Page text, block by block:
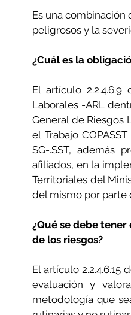
Es una
peligrosos y la
¿Cuál es la
El artículo 2.2.4.6.9
Laborales -ARL
General de Riesgos
el Trabajo
SG-.SST, además
afiliados, en la
Territoriales del
del mismo por parte
¿Qué se debe
de los riesgos?
El artículo
evaluación y
metodología que